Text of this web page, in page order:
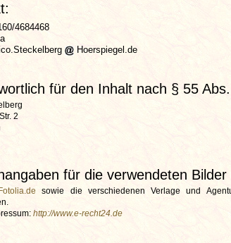
4684468
Hoerspiegel.de
für den Inhalt nach § 55
2
für die verwendeten
sowie die verschiedenen Verlage und
http://www.e-recht24.de